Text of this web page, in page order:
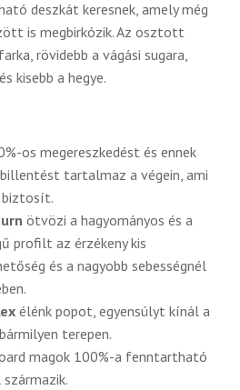
deszkát keresnek, amely még
is megbirkózik. Az osztott
rövidebb a vágási sugara,
kisebb a hegye.
os megereszkedést és ennek
tartalmaz a végein, ami
ötvözi a hagyományos és a
profilt az érzékeny kis
és a nagyobb sebességnél
élénk popot, egyensúlyt kínál a
terepen.
magok 100%-a fenntartható